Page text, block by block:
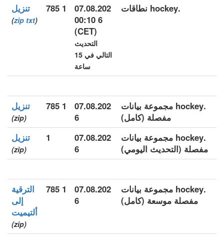
.hockey نطاقات
07.08.202
6 00:10
(CET)
التحديث
التالي في 15
ساعة
1 785 تنزيل
(
zip txt
)
.hockey مجموعة بيانات
مفصلة (كامل)
07.08.202
6
1 785 تنزيل
(zip)
.hockey مجموعة بيانات
مفصلة (التحديث اليومي)
07.08.202
6
1 تنزيل
(zip)
.hockey مجموعة بيانات
مفصلة موسعة (كامل)
07.08.202
6
1 785
الترقية
إلى
ألتيميت
(zip)